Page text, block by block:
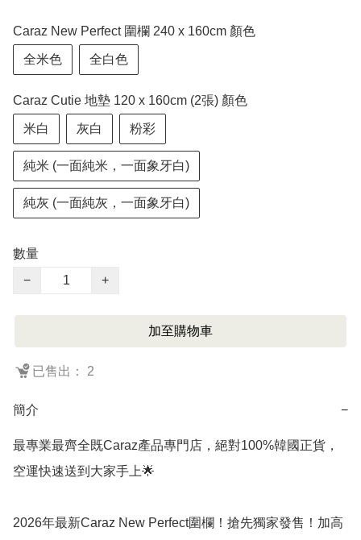
Caraz New Perfect 圍欄 240 x 160cm 顏色
全米色 全白色
Caraz Cutie 地墊 120 x 160cm (2張) 顏色
米白 灰白 粉彩
純米 (一面純米，一面象牙白)
純灰 (一面純灰，一面象牙白)
數量
−
+
加至購物車
已售出： 2
簡介 −
最專業最齊全既Caraz產品專門店，絕對100%韓國正貨，
空運快速送到大家手上🌟
2026年最新Caraz New Perfect圍欄！搶先獨家發售！加高